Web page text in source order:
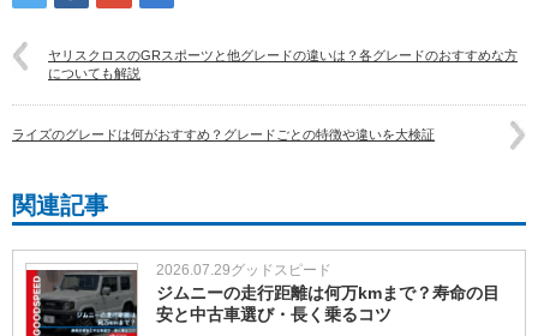
ヤリスクロスのGRスポーツと他グレードの違いは？各グレードのおすすめな方
についても解説
ライズのグレードは何がおすすめ？グレードごとの特徴や違いを大検証
関連記事
2026.07.29グッドスピード
ジムニーの走行距離は何万kmまで？寿命の目
安と中古車選び・長く乗るコツ